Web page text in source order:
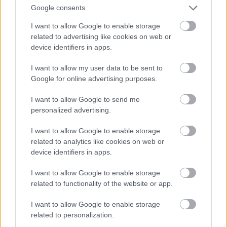
Google consents
I want to allow Google to enable storage
related to advertising like cookies on web or
device identifiers in apps.
I want to allow my user data to be sent to
Google for online advertising purposes.
I want to allow Google to send me
personalized advertising.
I want to allow Google to enable storage
related to analytics like cookies on web or
device identifiers in apps.
I want to allow Google to enable storage
related to functionality of the website or app.
I want to allow Google to enable storage
related to personalization.
A Dózsa-sorozat egyik rézkarca. (Béke és
Szabadság, 1956. június 20.
elmarasztalt, félreállított művészek közé.
Annyira nem, hogy 1957-ben már
tanulmányútra mehetett Párizsba. Artner
Tivadar éppen úgy állította be őt, mint aki
most szabadulhat föl az eddig rá nehezedő
nyomás alól: „Sok zaklatást kellett eltűrnie,
míg kivívta szenvedélyes hangvételű
művészetének elismertetését.” (Esti Hírlap,
Pedig csak ezután érték őt a súlyosabb
csapások.